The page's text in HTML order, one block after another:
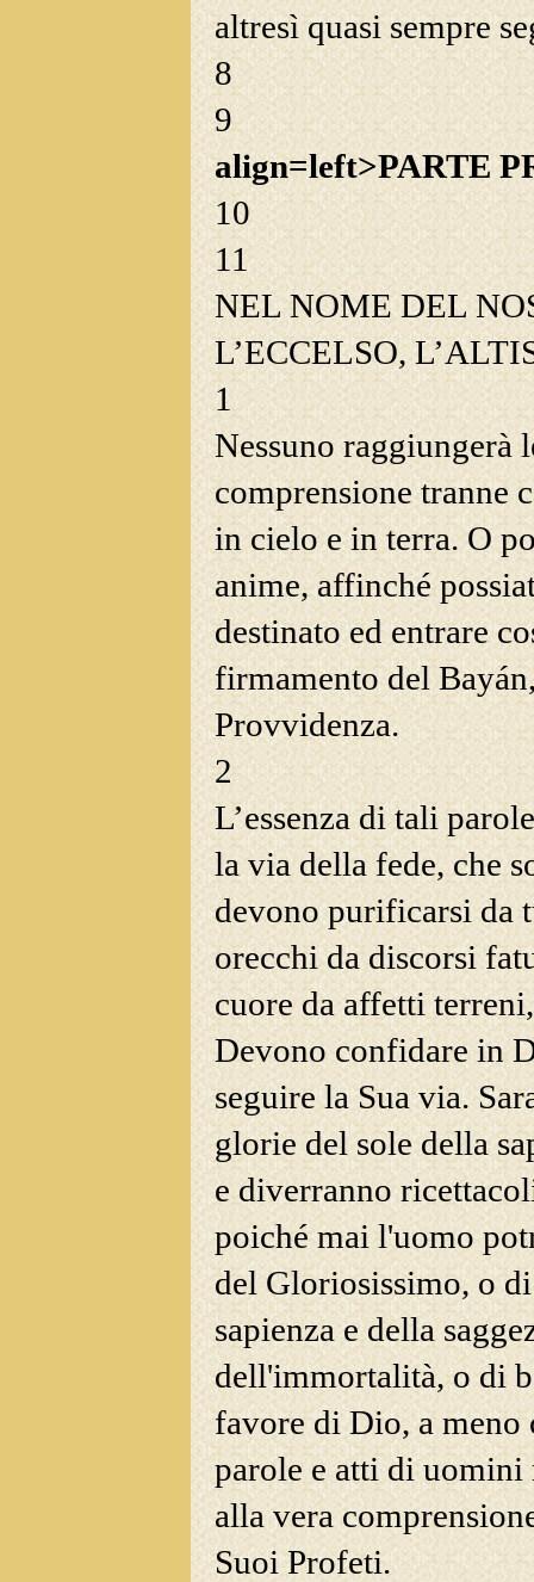
altresì quasi sempre
8
9
align=left>PARTE
10
11
NEL NOME DEL
L’ECCELSO,
1
Nessuno raggiungerà
comprensione tranne
in cielo e in terra. O
anime, affinché
destinato ed entrare
firmamento del
Provvidenza.
2
L’essenza di tali
la via della fede, che
devonopurificarsi da
orecchi da discorsi
cuore da affetti
Devono confidare in
seguire la Sua via.
glorie del sole della
e diverranno
poiché mai l'uomo
del Gloriosissimo, o
sapienza e della
dell'immortalità, o di
favore di Dio, a meno
parole e atti di
alla vera
Suoi Profeti.